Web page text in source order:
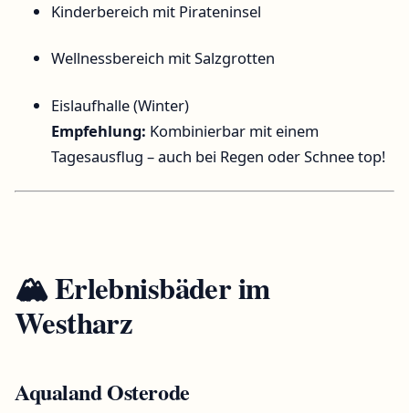
Kinderbereich mit Pirateninsel
Wellnessbereich mit Salzgrotten
Eislaufhalle (Winter)
Empfehlung: Kombinierbar mit einem
Tagesausflug – auch bei Regen oder Schnee top!
🏔️ Erlebnisbäder im
Westharz
Aqualand Osterode